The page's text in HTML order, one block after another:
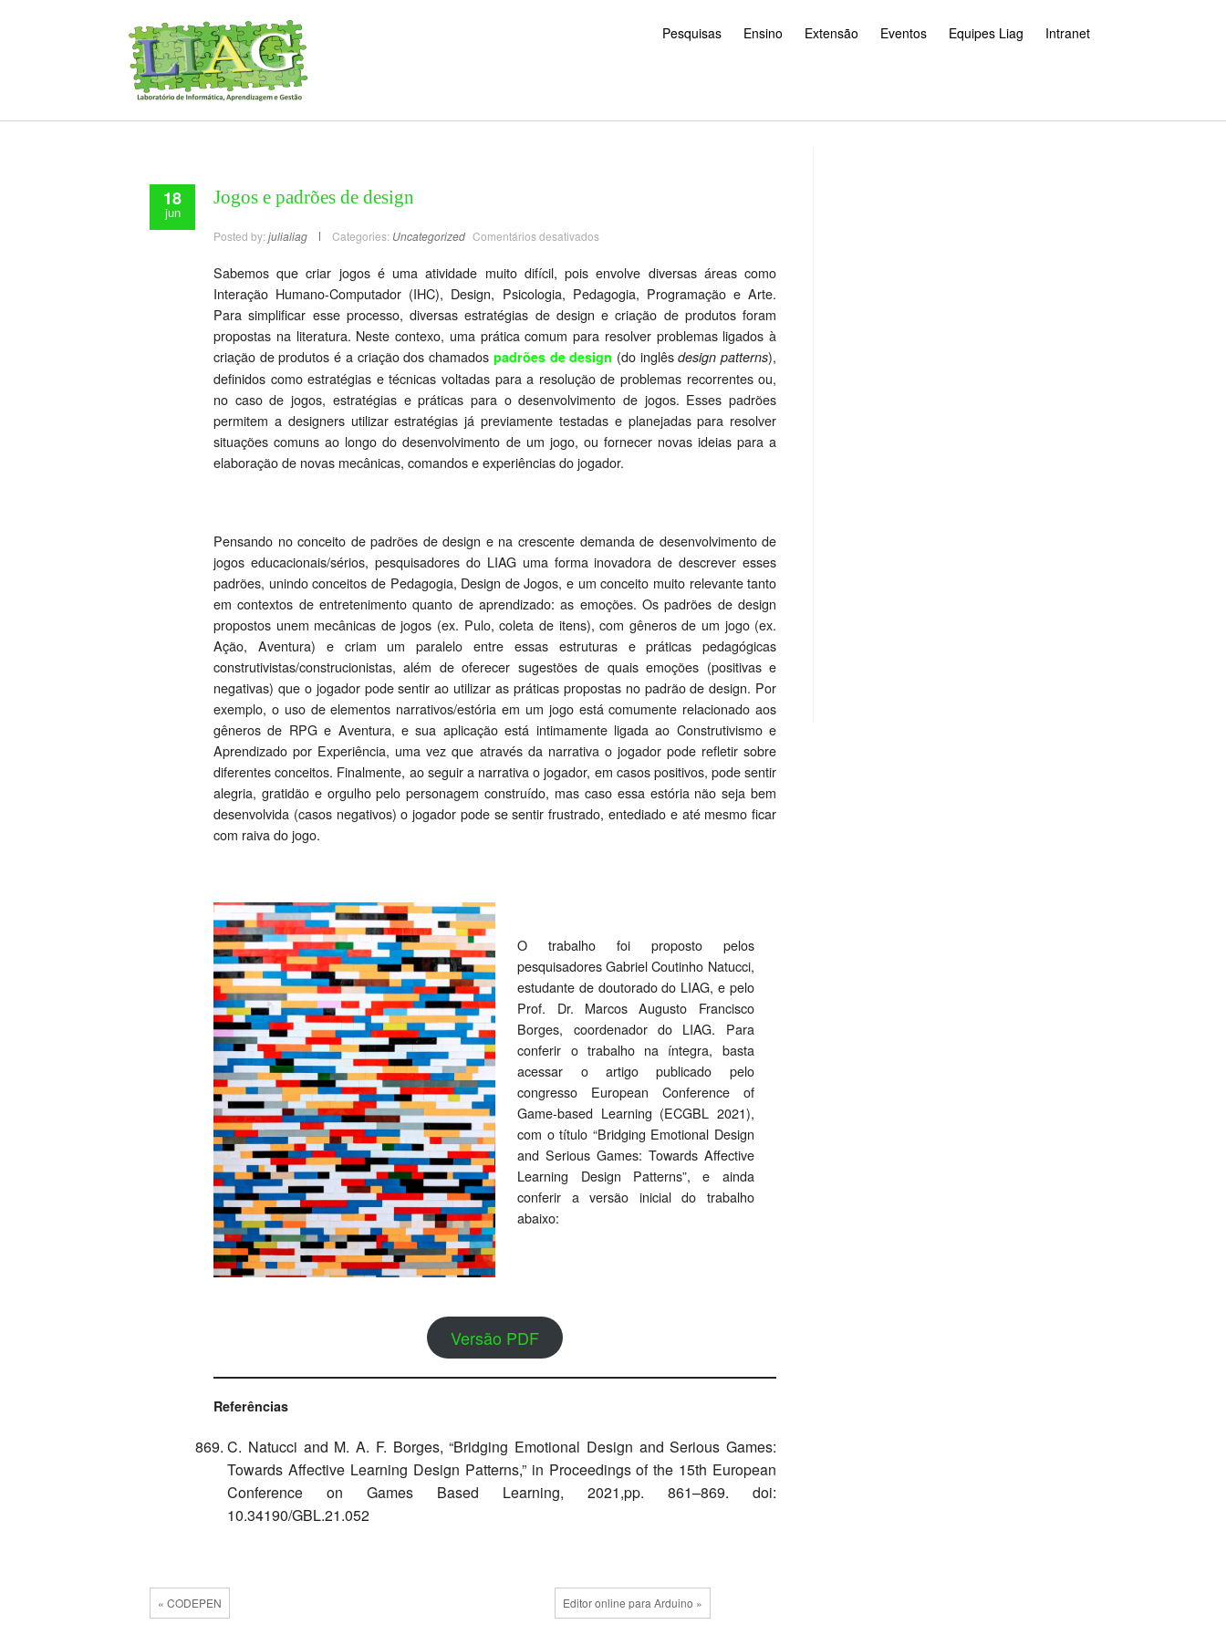
Pesquisas Ensino Extensão Eventos Equipes Liag Intranet
18
jun
Jogos e padrões de design
Posted by: julialiag Categories: Uncategorized Comentários desativados
Sabemos que criar jogos é uma atividade muito difícil, pois envolve diversas áreas como
Interação Humano-Computador (IHC), Design, Psicologia, Pedagogia, Programação e Arte.
Para simplificar esse processo, diversas estratégias de design e criação de produtos foram
propostas na literatura. Neste contexo, uma prática comum para resolver problemas ligados à
criação de produtos é a criação dos chamados padrões de design (do inglêsdesign patterns),
definidos como estratégias e técnicas voltadas para a resolução de problemas recorrentes ou,
no caso de jogos, estratégias e práticas para o desenvolvimento de jogos. Esses padrões
permitem a designers utilizar estratégias já previamente testadas e planejadas para resolver
situações comuns ao longo do desenvolvimento de um jogo, ou fornecer novas ideias para a
elaboração de novas mecânicas, comandos e experiências do jogador.
Pensando no conceito de padrões de design e na crescente demanda de desenvolvimento de
jogos educacionais/sérios, pesquisadores do LIAG uma forma inovadora de descrever esses
padrões, unindo conceitos de Pedagogia, Design de Jogos, e um conceito muito relevante tanto
em contextos de entretenimento quanto de aprendizado: as emoções. Os padrões de design
propostos unem mecânicas de jogos (ex. Pulo, coleta de itens), com gêneros de um jogo (ex.
Ação, Aventura) e criam um paralelo entre essas estruturas e práticas pedagógicas
construtivistas/construcionistas, além de oferecer sugestões de quais emoções (positivas e
negativas) que o jogador pode sentir ao utilizar as práticas propostas no padrão de design. Por
exemplo, o uso de elementos narrativos/estória em um jogo está comumente relacionado aos
gêneros de RPG e Aventura, e sua aplicação está intimamente ligada ao Construtivismo e
Aprendizado por Experiência, uma vez que através da narrativa o jogador pode refletir sobre
diferentes conceitos. Finalmente, ao seguir a narrativa o jogador, em casos positivos, pode sentir
alegria, gratidão e orgulho pelo personagem construído, mas caso essa estória não seja bem
desenvolvida (casos negativos) o jogador pode se sentir frustrado, entediado e até mesmo ficar
com raiva do jogo.
O trabalho foi proposto pelos
pesquisadores Gabriel Coutinho Natucci,
estudante de doutorado do LIAG, e pelo
Prof. Dr. Marcos Augusto Francisco
Borges, coordenador do LIAG. Para
conferir o trabalho na íntegra, basta
acessar o artigo publicado pelo
congresso European Conference of
Game-based Learning (ECGBL 2021),
com o título “Bridging Emotional Design
and Serious Games: Towards Affective
Learning Design Patterns”, e ainda
conferir a versão inicial do trabalho
abaixo:
Versão PDF
Referências
C. Natucci and M. A. F. Borges, “Bridging Emotional Design and Serious Games:
Towards Affective Learning Design Patterns,” in Proceedings of the 15th European
Conference on Games Based Learning, 2021,pp. 861–869. doi:
10.34190/GBL.21.052
« CODEPEN Editor online para Arduino »